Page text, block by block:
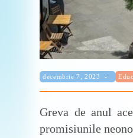
Publicat:
decembrie 7, 2023
Greva de anul
promisiunile